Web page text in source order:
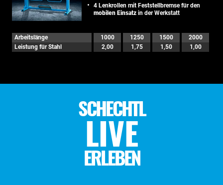
4 Lenkrollen mit Feststellbremse für den
mobilen Einsatz in der Werkstatt
Arbeitslänge 1000 1250 1500
2000
Leistung für Stahl
2,00 1,75 1,50 1,00
SCHECHTL
LIVE
ERLEBEN